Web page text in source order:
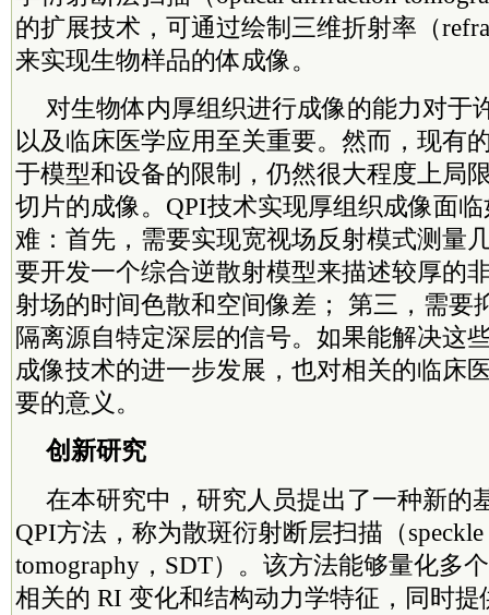
的扩展技术，可通过绘制三维折射率（
来实现生物样品的体成像。
对生物体内厚组织进行成像的能力对于
以及临床医学应用至关重要。然而，现有
于模型和设备的限制，仍然很大程度上局
切片的成像。QPI技术实现厚组织成像面
难：首先，需要实现宽视场反射模式测量
要开发一个综合逆散射模型来描述较厚的
射场的时间色散和空间像差； 第三，需要
隔离源自特定深层的信号。如果能解决这
成像技术的进一步发展，也对相关的临床
要的意义。
创新研究
在本研究中，研究人员提出了一种新的
QPI方法，称为散斑衍射断层扫描（
tomography，SDT）。该方法能够量化多
相关的 RI 变化和结构动力学特征，同时